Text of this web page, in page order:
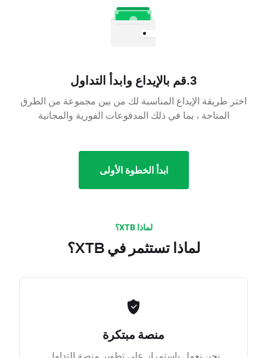
3.قم بالإيداع وابدأ التداول
اختر طريقة الإيداع المناسبة لك من بين مجموعة من الطرق
المتاحة ، بما في ذلك المدفوعات الفورية والمجانية
ابدأ الخطوة الأولى
لماذا XTB؟
لماذا تستثمر في XTB؟
منصة مبتكرة